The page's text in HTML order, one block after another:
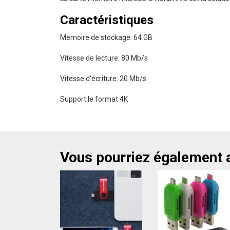
Caractéristiques
Memoire de stockage: 64 GB
Vitesse de lecture: 80 Mb/s
Vitesse d'écriture: 20 Mb/s
Support le format 4K
Vous pourriez également